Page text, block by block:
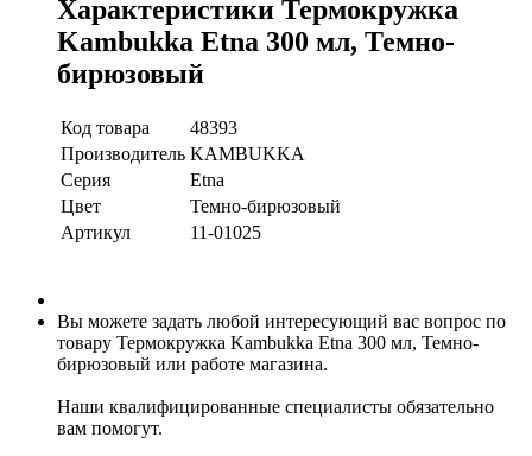
Характеристики Термокружка
Kambukka Etna 300 мл, Темно-
бирюзовый
Код товара
48393
Производитель KAMBUKKA
Серия
Etna
Цвет
Темно-бирюзовый
Артикул
11-01025
Вы можете задать любой интересующий вас вопрос по
товару Термокружка Kambukka Etna 300 мл, Темно-
бирюзовый или работе магазина.
Наши квалифицированные специалисты обязательно
вам помогут.